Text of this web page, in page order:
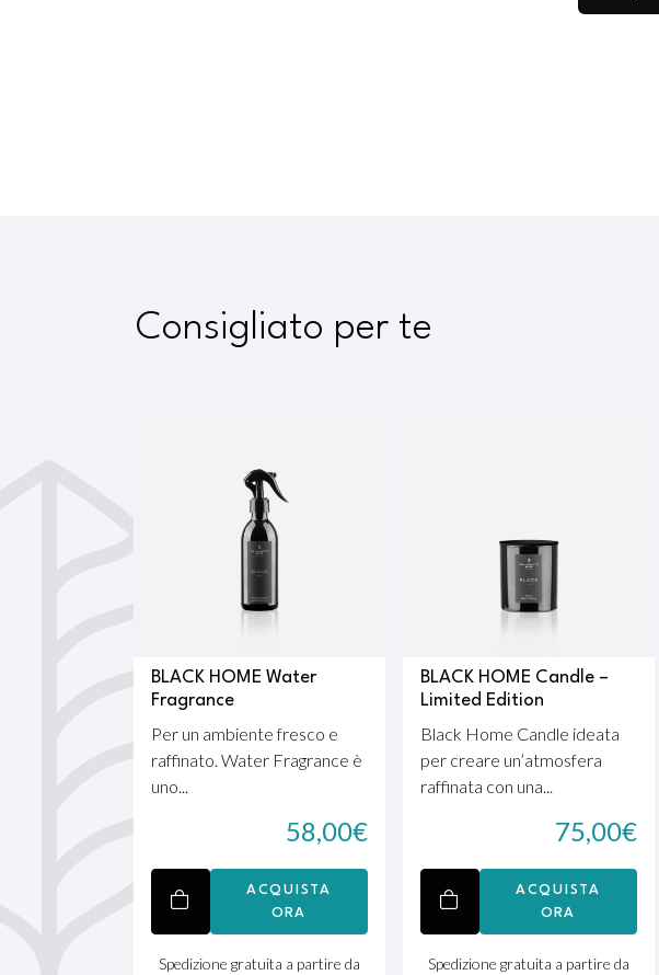
Consigliato per te
BLACK HOME Water
Fragrance
Per un ambiente fresco e
raffinato. Water Fragrance è
uno...
58,00€
ACQUISTA
ORA
Spedizione gratuita a partire da
BLACK HOME Candle –
Limited Edition
Black Home Candle ideata
per creare un’atmosfera
raffinata con una...
75,00€
ACQUISTA
ORA
Spedizione gratuita a partire da